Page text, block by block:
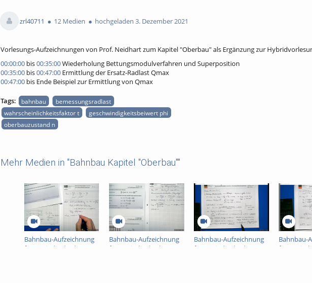
views
zrl40711
12 Medien hochgeladen 3. Dezember 2021
Vorlesungs-Aufzeichnungen von Prof. Neidhart zum Kapitel "Oberbau" als Ergänzung zur
00:00:00bis00:35:00Wiederholung Bettungsmodulverfahren und Superposition
00:35:00bis00:47:00Ermittlung der Ersatz-Radlast Qmax
00:47:00bis Ende Beispiel zur Ermittlung von Qmax
Tags: bahnbau
bemessungsradlast
wahrscheinlichkeitsfaktor t
geschwindigkeitsbeiwert phi
oberbauzustand n
Mehr Medien in "Bahnbau Kapitel "Oberbau""
Bahnbau-Aufzeichnung
für Kapitel "Oberbau"
Bahnbau-Aufzeichnung
für Kapitel "Oberbau"
Bahnbau-Aufzeichnung
für Kapitel "Oberbau"
Bahnbau-
für